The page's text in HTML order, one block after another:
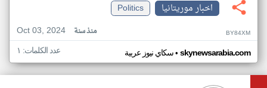
اخبار موريتانيا
Politics
Oct 03, 2024
منذ سنة BY84XM
سكاي نيوز عربية• skynewsarabia.com عدد الكلمات: ١